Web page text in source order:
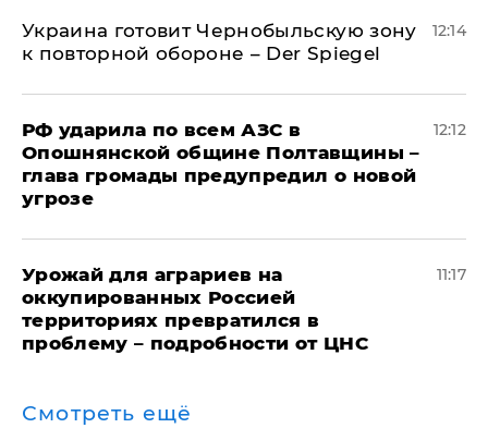
Украина готовит Чернобыльскую зону
к повторной обороне – Der Spiegel
12:14
РФ ударила по всем АЗС в
Опошнянской общине Полтавщины –
глава громады предупредил о новой
угрозе
12:12
Урожай для аграриев на
оккупированных Россией
территориях превратился в
проблему – подробности от ЦНС
11:17
Смотреть ещё